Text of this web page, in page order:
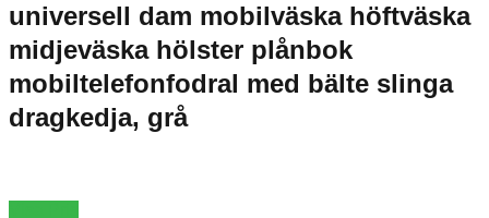
universell dam mobilväska höftväska
midjeväska hölster plånbok
mobiltelefonfodral med bälte slinga
dragkedja, grå